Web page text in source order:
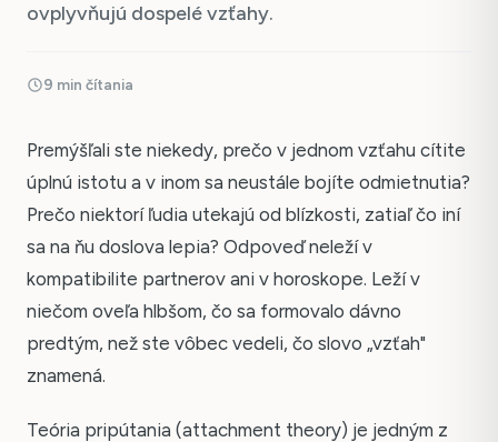
ovplyvňujú dospelé vzťahy.
9 min čítania
Premýšľali ste niekedy, prečo v jednom vzťahu cítite
úplnú istotu a v inom sa neustále bojíte odmietnutia?
Prečo niektorí ľudia utekajú od blízkosti, zatiaľ čo iní
sa na ňu doslova lepia? Odpoveď neleží v
kompatibilite partnerov ani v horoskope. Leží v
niečom oveľa hlbšom, čo sa formovalo dávno
predtým, než ste vôbec vedeli, čo slovo „vzťah"
znamená.
Teória pripútania (attachment theory) je jedným z